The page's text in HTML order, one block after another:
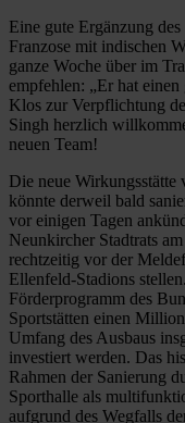
Eine gute Ergänzung
Franzose mit indischen
ganze Woche über im
empfehlen: „Er hat
Klos zur Verpflichtung
Singh herzlich
neuen Team!
Die neue Wirkungsstätte
könnte derweil bald
vor einigen Tagen
Neunkircher Stadtrats
rechtzeitig vor der
Ellenfeld-Stadions
Förderprogramm des
Sportstätten einen
Umfang des Ausbaus
investiert werden. Das
Rahmen der Sanierung
Sporthalle als
aufgrund des Wegfalls